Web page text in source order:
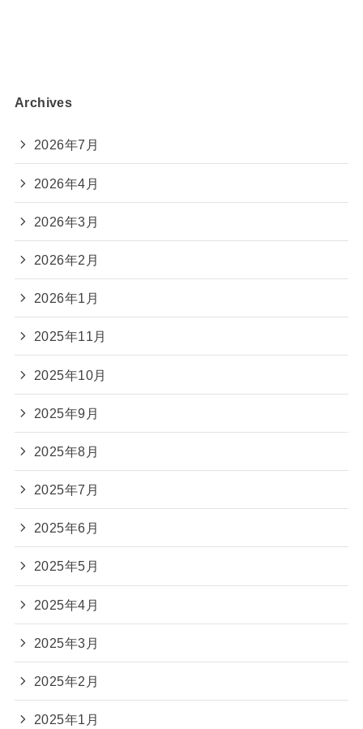
Archives
2026年7月
2026年4月
2026年3月
2026年2月
2026年1月
2025年11月
2025年10月
2025年9月
2025年8月
2025年7月
2025年6月
2025年5月
2025年4月
2025年3月
2025年2月
2025年1月